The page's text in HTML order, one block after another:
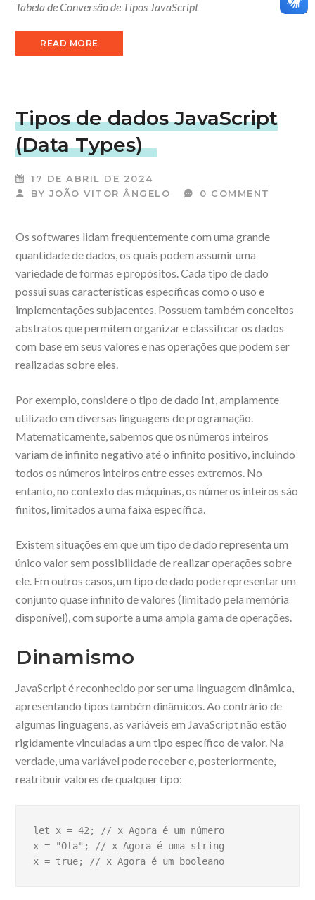
Tabela de Conversão de Tipos JavaScript
READ MORE
Tipos de dados JavaScript
(Data Types)
17 DE ABRIL DE 2024
BY JOÃO VITOR ÂNGELO 0 COMMENT
Os softwares lidam frequentemente com uma grande
quantidade de dados, os quais podem assumir uma
variedade de formas e propósitos. Cada tipo de dado
possui suas características específicas como o uso e
implementações subjacentes. Possuem também conceitos
abstratos que permitem organizar e classificar os dados
com base em seus valores e nas operações que podem ser
realizadas sobre eles.
Por exemplo, considere o tipo de dado int , amplamente
utilizado em diversas linguagens de programação.
Matematicamente, sabemos que os números inteiros
variam de infinito negativo até o infinito positivo, incluindo
todos os números inteiros entre esses extremos. No
entanto, no contexto das máquinas, os números inteiros são
finitos, limitados a uma faixa específica.
Existem situações em que um tipo de dado representa um
único valor sem possibilidade de realizar operações sobre
ele. Em outros casos, um tipo de dado pode representar um
conjunto quase infinito de valores (limitado pela memória
disponível), com suporte a uma ampla gama de operações.
Dinamismo
JavaScript é reconhecido por ser uma linguagem dinâmica,
apresentando tipos também dinâmicos. Ao contrário de
algumas linguagens, as variáveis em JavaScript não estão
rigidamente vinculadas a um tipo específico de valor. Na
verdade, uma variável pode receber e, posteriormente,
reatribuir valores de qualquer tipo:
let x = 42; // x Agora é um número
x = "Ola"; // x Agora é uma string
x = true; // x Agora é um booleano